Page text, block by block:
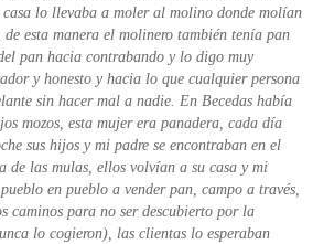
lo llevaba a moler al molino donde molían
esta manera el molinero también tenía pan
pan hacia contrabando y lo digo muy
y honesto y hacia lo que cualquier persona
sin hacer mal a nadie. En Becedas había
mozos, esta mujer era panadera, cada día
sus hijos y mi padre se encontraban en el
de las mulas, ellos volvían a su casa y mi
en pueblo a vender pan, campo a través,
caminos para no ser descubierto por la
lo cogieron), las clientas lo esperaban